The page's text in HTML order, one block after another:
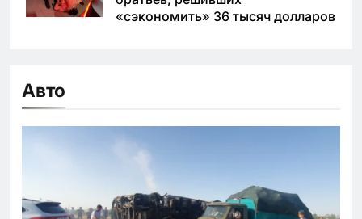
«сэкономить» 36 тысяч долларов
Авто